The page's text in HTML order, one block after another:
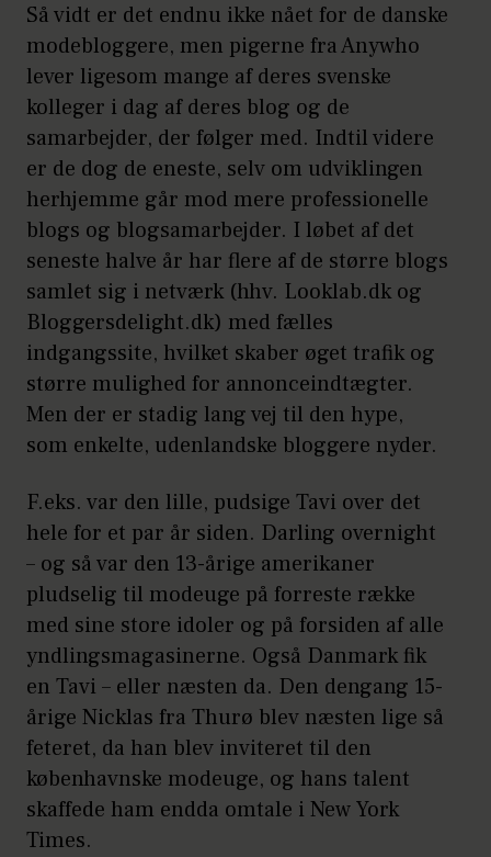
Så vidt er det endnu ikke nået for de danske
modebloggere, men pigerne fra Anywho
lever ligesom mange af deres svenske
kolleger i dag af deres blog og de
samarbejder, der følger med. Indtil videre
er de dog de eneste, selv om udviklingen
herhjemme går mod mere professionelle
blogs og blogsamarbejder. I løbet af det
seneste halve år har flere af de større blogs
samlet sig i netværk (hhv. Looklab.dk og
Bloggersdelight.dk) med fælles
indgangssite, hvilket skaber øget trafik og
større mulighed for annonceindtægter.
Men der er stadig lang vej til den hype,
som enkelte, udenlandske bloggere nyder.
F.eks. var den lille, pudsige Tavi over det
hele for et par år siden. Darling overnight
– og så var den 13-årige amerikaner
pludselig til modeuge på forreste række
med sine store idoler og på forsiden af alle
yndlingsmagasinerne. Også Danmark fik
en Tavi – eller næsten da. Den dengang 15-
årige Nicklas fra Thurø blev næsten lige så
feteret, da han blev inviteret til den
københavnske modeuge, og hans talent
skaffede ham endda omtale i New York
Times.